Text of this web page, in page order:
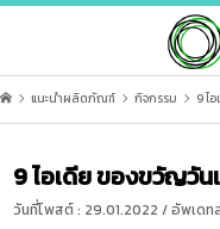
แนะนำผลิตภัณฑ์ กิจกรรม 9 ไ
9 ไอเดีย ของขวัญวั
วันที่โพสต์ : 29.01.2022 / อัพเด